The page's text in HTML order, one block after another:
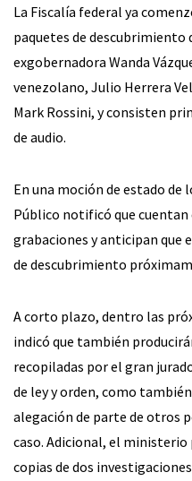
La Fiscalía federal ya
paquetes de descubrimiento
exgobernadora Wanda
venezolano, Julio Herrera
Mark Rossini, y consisten
de audio.
En una moción de estado
Público notificó que cuentan
grabaciones y anticipan que
de descubrimiento
A corto plazo, dentro las
indicó que también
recopiladas por el gran
de ley y orden, como
alegación de parte de otros
caso. Adicional, el
copias de dos